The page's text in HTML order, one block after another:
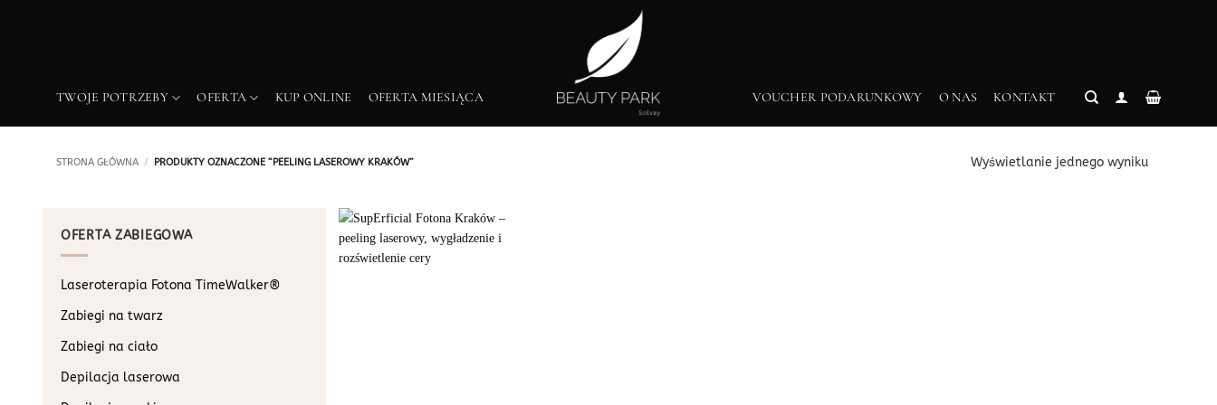
TWOJE POTRZEBY OFERTA KUP ONLINE OFERTA MIESIĄCA VOUCHER PODARUNKOWY O NAS KONTAKT
STRONA GŁÓWNA / PRODUKTY OZNACZONE “PEELING LASEROWY KRAKÓW” Wyświetlanie jednego wyniku
OFERTA ZABIEGOWA
Laseroterapia Fotona TimeWalker®
Zabiegi na twarz
Zabiegi na ciało
Depilacja laserowa